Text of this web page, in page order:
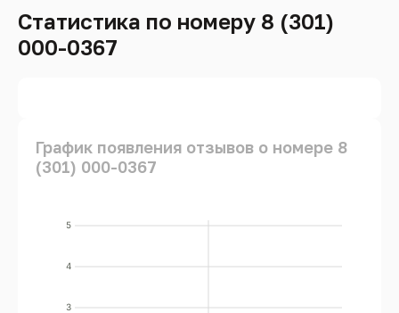
Статистика по номеру 8 (301)
000-0367
График появления отзывов о номере 8
(301) 000-0367
3
4
5